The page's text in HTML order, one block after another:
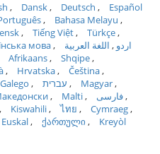
Dansk Deutsch
Español
Bahasa Melayu
Tiếng Việt
Türkçe
мова اردو
اللغة العربية
Afrikaans
Shqipe
Hrvatska
Čeština
Galego עברית
Magyar
Malti
فارسی
Kiswahili ไทย
Cymraeg
Euskal ქართული
Kreyòl